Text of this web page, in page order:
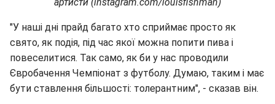
артисти (instagram.com/louisfishman)
"У наші дні прайд багато хто сприймає просто як
свято, як подія, під час якої можна попити пива і
повеселитися. Так само, як би у нас проводили
Євробачення Чемпіонат з футболу. Думаю, таким і має
бути ставлення більшості: толерантним", - сказав він.